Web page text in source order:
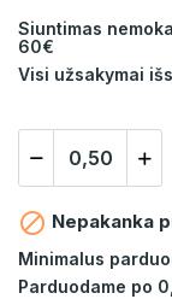
Siuntimas
60€
Visi užsakymai
 Nepakanka
Minimalus
Parduodame po